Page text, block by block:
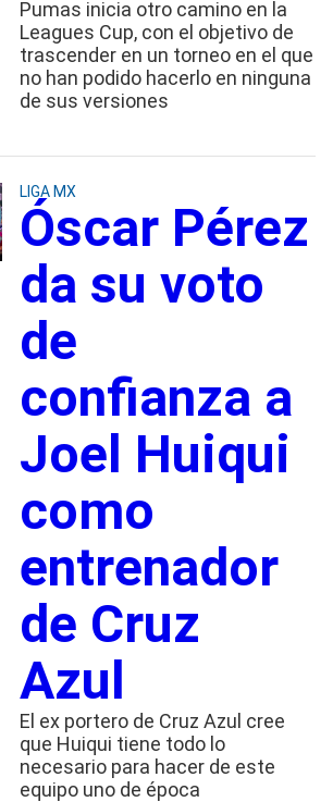
Pumas inicia otro camino en la
Leagues Cup, con el objetivo de
trascender en un torneo en el que
no han podido hacerlo en ninguna
de sus versiones
LIGA MX
Óscar Pérez
da su voto
de
confianza a
Joel Huiqui
como
entrenador
de Cruz
Azul
El ex portero de Cruz Azul cree
que Huiqui tiene todo lo
necesario para hacer de este
equipo uno de época